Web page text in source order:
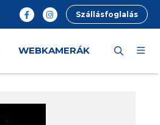
Szállásfoglalás
WEBKAMERÁK